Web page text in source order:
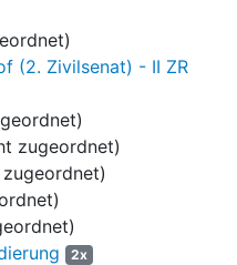
bedeute daher für die
ohne
Gesellschafter. Vielmehr
die Auflösung und Bestellung
dafür geschaffen, die
die Verpflichtungen der
und das Vermögen in Geld
Beklagten geschlossenen
nicht ein Missbrauch der
(2. Zivilsenat) - II ZR
zugeordnet)
2x